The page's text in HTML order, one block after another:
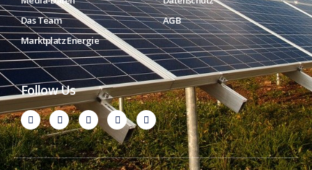
Das Team
Marktplatz Energie
AGB
Follow Us